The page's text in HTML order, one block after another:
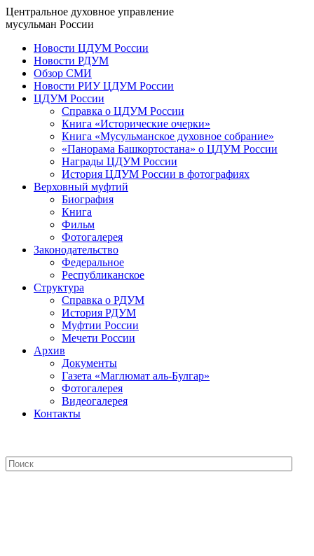
Центральное духовное управление
мусульман России
Новости ЦДУМ России
Новости РДУМ
Обзор СМИ
Новости РИУ ЦДУМ России
ЦДУМ России
Справка о ЦДУМ России
Книга «Исторические очерки»
Книга «Мусульманское духовное собрание»
«Панорама Башкортостана» о ЦДУМ России
Награды ЦДУМ России
История ЦДУМ России в фотографиях
Верховный муфтий
Биография
Книга
Фильм
Фотогалерея
Законодательство
Федеральное
Республиканское
Структура
Справка о РДУМ
История РДУМ
Муфтии России
Мечети России
Архив
Документы
Газета «Маглюмат аль-Булгар»
Фотогалерея
Видеогалерея
Контакты